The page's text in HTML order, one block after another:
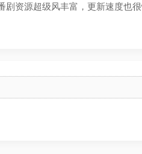
剧资源超级风丰富，更新速度也